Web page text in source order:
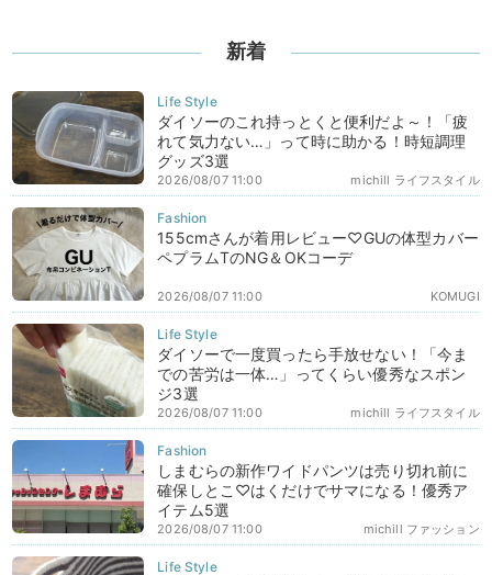
新着
ダイソーのこれ持っとくと便利だよ～！「疲
れて気力ない…」って時に助かる！時短調理
グッズ3選
michill ライフスタイル
2026/08/07 11:00
155cmさんが着用レビュー♡GUの体型カバー
ペプラムTのNG＆OKコーデ
KOMUGI
2026/08/07 11:00
ダイソーで一度買ったら手放せない！「今ま
での苦労は一体…」ってくらい優秀なスポン
ジ3選
michill ライフスタイル
2026/08/07 11:00
しまむらの新作ワイドパンツは売り切れ前に
確保しとこ♡はくだけでサマになる！優秀ア
イテム5選
michill ファッション
2026/08/07 11:00